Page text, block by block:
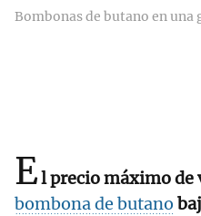
Bombonas de butano en una
El precio máximo de
bombona de butano